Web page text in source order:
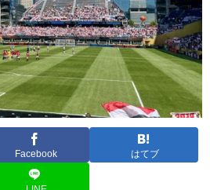
Facebook はてブ